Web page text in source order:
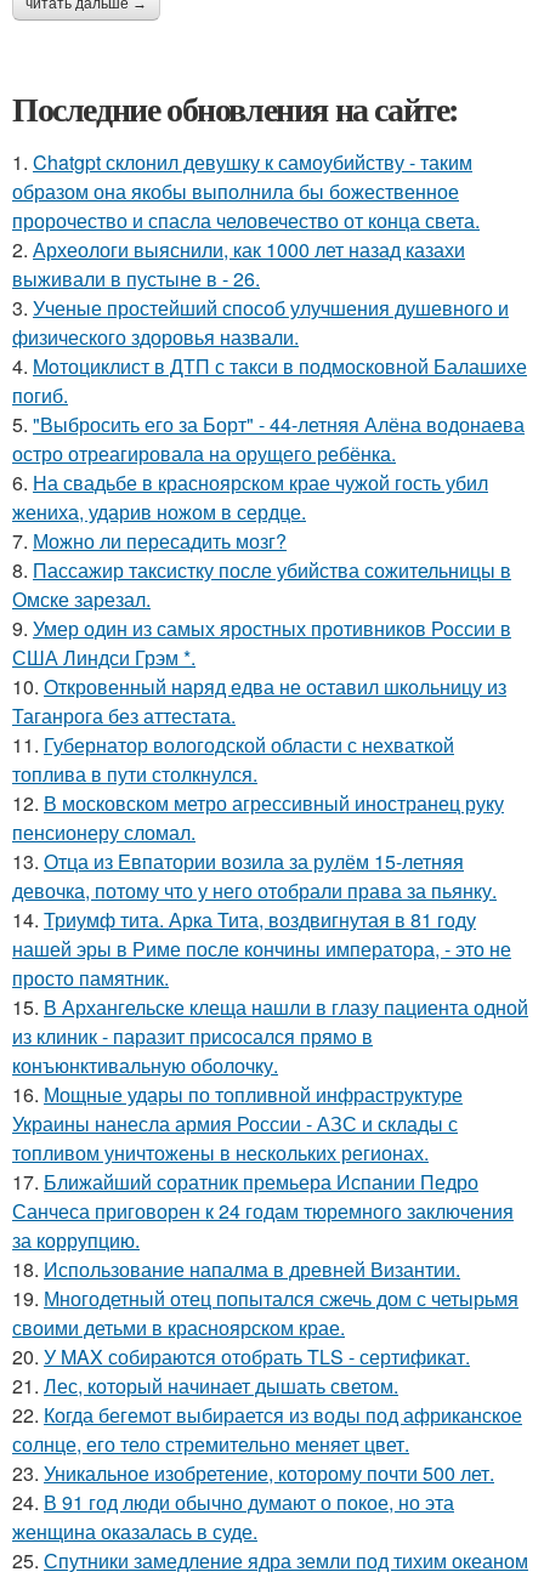
Последние обновления на сайте:
1. Chatgpt склонил девушку к самоубийству - таким
образом она якобы выполнила бы божественное
пророчество и спасла человечество от конца света.
2. Археологи выяснили, как 1000 лет назад казахи
выживали в пустыне в - 26.
3. Ученые простейший способ улучшения душевного и
физического здоровья назвали.
4. Moтоциклист в ДТП с такси в подмосковной Балашихе
погиб.
5. "Выбросить его за Борт" - 44-летняя Алёна водонаева
остро отреагировала на орущего ребёнка.
6. На свадьбе в красноярском крае чужой гость убил
жениха, ударив ножом в сердце.
7. Можно ли пересадить мозг?
8. Пассажир таксистку после убийства сожительницы в
Омске зарезал.
9. Умер один из самых яростных противников России в
США Линдси Грэм *.
10. Откровенный наряд едва не оставил школьницу из
Таганрога без аттестата.
11. Губернатор вологодской области с нехваткой
топлива в пути столкнулся.
12. В московском метро агрессивный иностранец руку
пенсионеру сломал.
13. Отца из Евпатории возила за рулём 15-летняя
девочка, потому что у него отобрали права за пьянку.
14. Триумф тита. Арка Тита, воздвигнутая в 81 году
нашей эры в Риме после кончины императора, - это не
просто памятник.
15. В Архангельске клеща нашли в глазу пациента одной
из клиник - паразит присосался прямо в
конъюнктивальную оболочку.
16. Мощные удары по топливной инфраструктуре
Украины нанесла армия России - АЗС и склады с
топливом уничтожены в нескольких регионах.
17. Ближайший соратник премьера Испании Педро
Санчеса приговорен к 24 годам тюремного заключения
за коррупцию.
18. Использование напалма в древней Византии.
19. Многодетный отец попытался сжечь дом с четырьмя
своими детьми в красноярском крае.
20. У MAX собираются отобрать TLS - сертификат.
21. Лес, который начинает дышать светом.
22. Когда бегемот выбирается из воды под африканское
солнце, его тело стремительно меняет цвет.
23. Уникальное изобретение, которому почти 500 лет.
24. В 91 год люди обычно думают о покое, но эта
женщина оказалась в суде.
25. Спутники замедление ядра земли под тихим океаном